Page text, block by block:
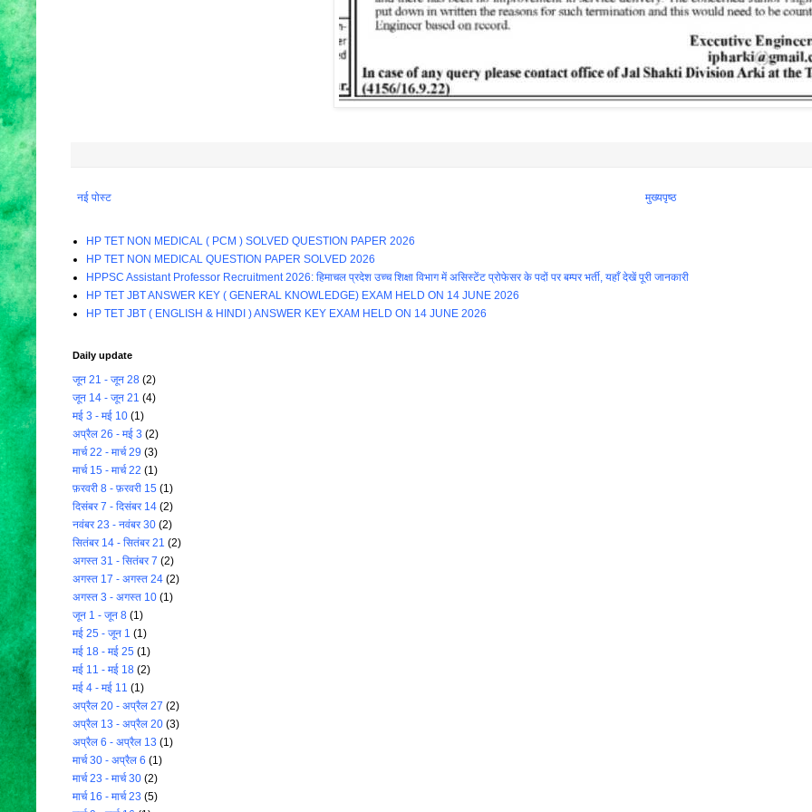
नई पोस्ट मुख्यपृष्ठ
HP TET NON MEDICAL ( PCM ) SOLVED QUESTION PAPER 2026
HP TET NON MEDICAL QUESTION PAPER SOLVED 2026
HPPSC Assistant Professor Recruitment 2026: हिमाचल प्रदेश उच्च शिक्षा विभाग में असिस्टेंट प्रोफेसर के पदों पर बम्पर भर्ती, यहाँ देखें पूरी जानकारी
HP TET JBT ANSWER KEY ( GENERAL KNOWLEDGE) EXAM HELD ON 14 JUNE 2026
HP TET JBT ( ENGLISH & HINDI ) ANSWER KEY EXAM HELD ON 14 JUNE 2026
Daily update
जून 21 - जून 28 (2)
जून 14 - जून 21 (4)
मई 3 - मई 10 (1)
अप्रैल 26 - मई 3 (2)
मार्च 22 - मार्च 29 (3)
मार्च 15 - मार्च 22 (1)
फ़रवरी 8 - फ़रवरी 15 (1)
दिसंबर 7 - दिसंबर 14 (2)
नवंबर 23 - नवंबर 30 (2)
सितंबर 14 - सितंबर 21 (2)
अगस्त 31 - सितंबर 7 (2)
अगस्त 17 - अगस्त 24 (2)
अगस्त 3 - अगस्त 10 (1)
जून 1 - जून 8 (1)
मई 25 - जून 1 (1)
मई 18 - मई 25 (1)
मई 11 - मई 18 (2)
मई 4 - मई 11 (1)
अप्रैल 20 - अप्रैल 27 (2)
अप्रैल 13 - अप्रैल 20 (3)
अप्रैल 6 - अप्रैल 13 (1)
मार्च 30 - अप्रैल 6 (1)
मार्च 23 - मार्च 30 (2)
मार्च 16 - मार्च 23 (5)